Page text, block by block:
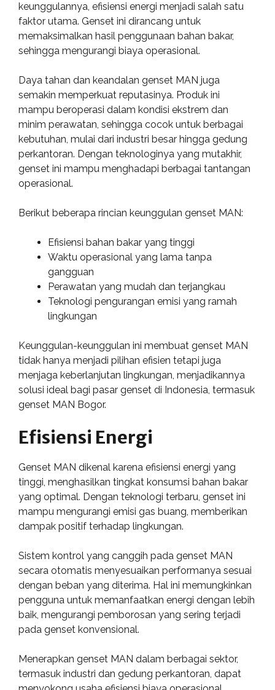
keunggulannya, efisiensi energi menjadi salah satu
faktor utama. Genset ini dirancang untuk
memaksimalkan hasil penggunaan bahan bakar,
sehingga mengurangi biaya operasional.
Daya tahan dan keandalan genset MAN juga
semakin memperkuat reputasinya. Produk ini
mampu beroperasi dalam kondisi ekstrem dan
minim perawatan, sehingga cocok untuk berbagai
kebutuhan, mulai dari industri besar hingga gedung
perkantoran. Dengan teknologinya yang mutakhir,
genset ini mampu menghadapi berbagai tantangan
operasional.
Berikut beberapa rincian keunggulan genset MAN:
Efisiensi bahan bakar yang tinggi
Waktu operasional yang lama tanpa
gangguan
Perawatan yang mudah dan terjangkau
Teknologi pengurangan emisi yang ramah
lingkungan
Keunggulan-keunggulan ini membuat genset MAN
tidak hanya menjadi pilihan efisien tetapi juga
menjaga keberlanjutan lingkungan, menjadikannya
solusi ideal bagi pasar genset di Indonesia, termasuk
genset MAN Bogor.
Efisiensi Energi
Genset MAN dikenal karena efisiensi energi yang
tinggi, menghasilkan tingkat konsumsi bahan bakar
yang optimal. Dengan teknologi terbaru, genset ini
mampu mengurangi emisi gas buang, memberikan
dampak positif terhadap lingkungan.
Sistem kontrol yang canggih pada genset MAN
secara otomatis menyesuaikan performanya sesuai
dengan beban yang diterima. Hal ini memungkinkan
pengguna untuk memanfaatkan energi dengan lebih
baik, mengurangi pemborosan yang sering terjadi
pada genset konvensional.
Menerapkan genset MAN dalam berbagai sektor,
termasuk industri dan gedung perkantoran, dapat